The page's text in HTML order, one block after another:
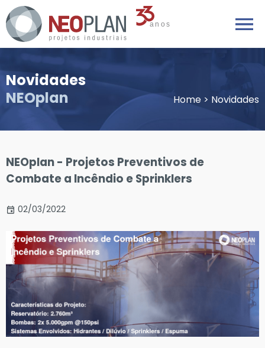
Novidades
NEOplan
Home > Novidades
NEOplan - Projetos Preventivos de
Combate a Incêndio e Sprinklers
02/03/2022